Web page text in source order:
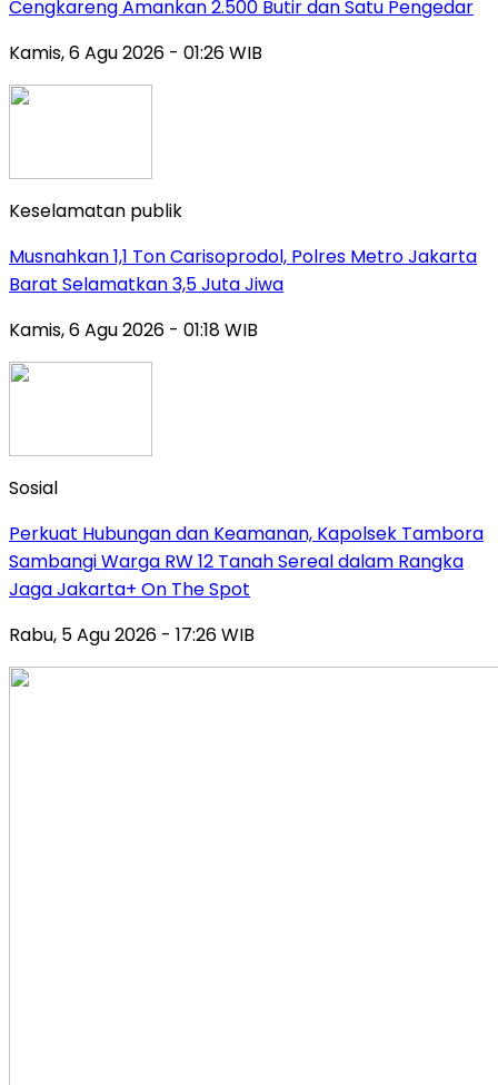
Cengkareng Amankan 2.500 Butir dan Satu Pengedar
Kamis, 6 Agu 2026 - 01:26 WIB
Keselamatan publik
Musnahkan 1,1 Ton Carisoprodol, Polres Metro Jakarta
Barat Selamatkan 3,5 Juta Jiwa
Kamis, 6 Agu 2026 - 01:18 WIB
Sosial
Perkuat Hubungan dan Keamanan, Kapolsek Tambora
Sambangi Warga RW 12 Tanah Sereal dalam Rangka
Jaga Jakarta+ On The Spot
Rabu, 5 Agu 2026 - 17:26 WIB